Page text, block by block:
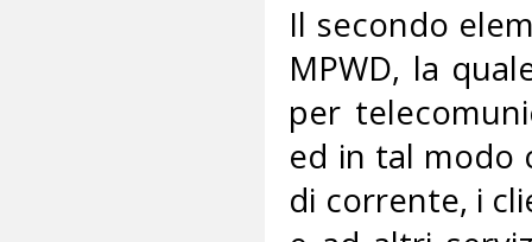
Il secondo
MPWD, la
per
ed in tal modo
di corrente, i